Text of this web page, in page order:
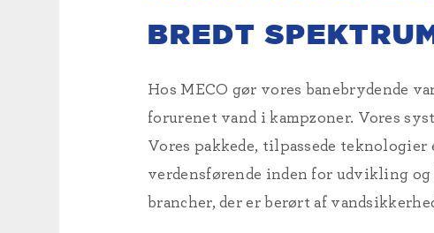
BREDT
Hos MECO gør vores banebrydende
forurenet vand i kampzoner. Vores
Vores pakkede, tilpassede
verdensførende inden for udvikling
brancher, der er berørt af